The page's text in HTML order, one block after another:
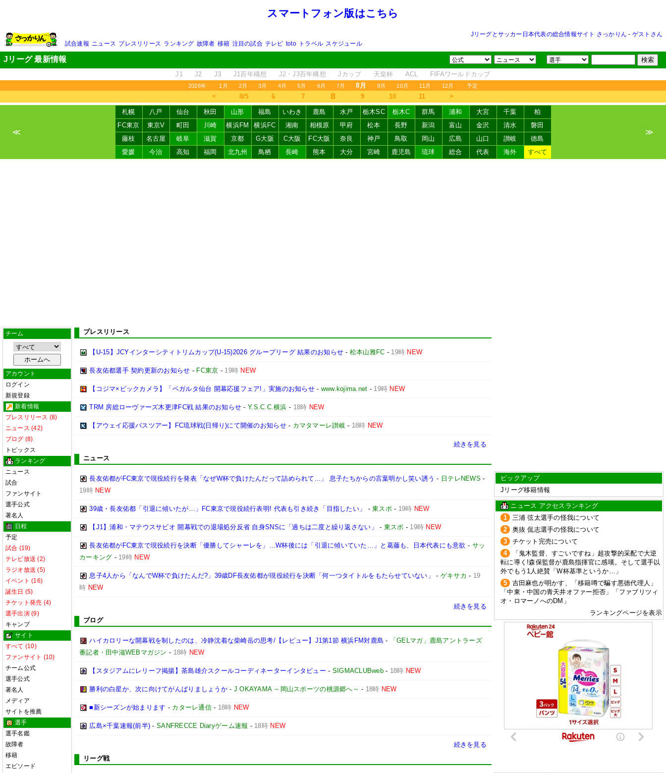
スマートフォン版はこちら
Jリーグとサッカー日本代表の総合情報サイト さっかりん - ゲストさん
試合速報 ニュース プレスリリース ランキング 故障者 移籍 注目の試合 テレビ toto トラベル スケジュール
Jリーグ 最新情報
J1 J2 J3 J1百年構想 J2・J3百年構想 Jカップ 天皇杯 ACL FIFAワールドカップ
2026年 1月 2月 3月 4月 5月 6月 7月 8月 9月 10月 11月 12月 予定
＜ 8/5 6 7 8 9 10 11 ＞
≪
札幌 八戸 仙台 秋田 山形 福島 いわき 鹿島 水戸 栃木SC 栃木C 群馬 浦和 大宮 千葉
柏
FC東京
東京V 町田 川崎 横浜FM 横浜FC 湘南 相模原 甲府 松本 長野 新潟 富山 金沢 清水
磐田
藤枝
名古屋 岐阜 滋賀 京都 G大阪 C大阪 FC大阪 奈良 神戸 鳥取 岡山 広島 山口 讃岐
徳島
愛媛
今治 高知 福岡 北九州 鳥栖 長崎 熊本 大分 宮崎 鹿児島 琉球 総合 代表 海外 すべて
≫
チーム
アカウント
ログイン
新規登録
新着情報
プレスリリース (8)
ニュース (42)
ブログ (8)
トピックス
ランキング
ニュース
試合
ファンサイト
選手公式
著名人
日程
予定
試合 (19)
テレビ放送 (2)
ラジオ放送 (5)
イベント (16)
誕生日 (5)
チケット発売 (4)
選手出演 (9)
キャンプ
サイト
すべて (10)
ファンサイト (10)
チーム公式
選手公式
著名人
メディア
サイトを推薦
選手
選手名鑑
故障者
移籍
エピソード
プレスリリース
【U-15】JCYインターシティトリムカップ(U-15)2026 グループリーグ 結果のお知らせ - 松本山雅FC - 19時 NEW
長友佑都選手 契約更新のお知らせ - FC東京 - 19時 NEW
【コジマ×ビックカメラ】「ベガルタ仙台 開幕応援フェア!」実施のお知らせ- www.kojima.net - 19時 NEW
TRM 房総ローヴァーズ木更津FC戦 結果のお知らせ -Y.S.C.C.横浜 - 18時 NEW
【アウェイ応援バスツアー】FC琉球戦(日帰り)にて開催のお知らせ- カマタマーレ讃岐 - 18時 NEW
続きを見る
ニュース
長友佑都がFC東京で現役続行を発表「なぜW杯で負けたんだって詰められて...」 息子たちからの言葉明かし笑い誘う - 日テレNEWS -
19時 NEW
39歳・長友佑都「引退に傾いたが…」FC東京で現役続行表明! 代表も引き続き「目指したい」 -東スポ- 19時 NEW
【J1】浦和・マテウスサビオ 開幕戦での退場処分反省 自身SNSに「過ちは二度と繰り返さない」 - 東スポ - 19時 NEW
長友佑都がFC東京で現役続行を決断「優勝してシャーレを」…W杯後には「引退に傾いていた…」と葛藤も、日本代表にも意欲 - サッ
カーキング - 19時 NEW
息子4人から「なんでW杯で負けたんだ?」39歳DF長友佑都が現役続行を決断「何一つタイトルをもたらせていない」 - ゲキサカ - 19
時 NEW
続きを見る
ブログ
ハイカロリーな開幕戦を制したのは、冷静沈着な柴崎岳の思考/【レビュー】J1第1節 横浜FM対鹿島 -
「GELマガ」鹿島アントラーズ
番記者・田中滋WEBマガジン - 18時 NEW
【スタジアムにレリーフ掲揚】茶島雄介スクールコーディネーターインタビュー - SIGMACLUBweb- 18時 NEW
勝利の白星か、次に向けてがんばりましょうか- J OKAYAMA ～岡山スポーツの桃源郷へ～ - 18時 NEW
■新シーズンが始まります - カターレ通信- 18時 NEW
広島×千葉速報(前半) -SANFRECCE Diaryゲーム速報 - 18時 NEW
続きを見る
リーグ戦
ピックアップ
Jリーグ移籍情報
ニュース アクセスランキング
1
三浦 弦太選手の怪我について
2
奥抜 侃志選手の怪我について
3
チケット完売について
4
「鬼木監督、すごいですね」超攻撃的采配で大逆
転に導く!森保監督が鹿島指揮官に感嘆。そして選手以
外でもう1人絶賛「W杯基準というか…」
5
吉田麻也が明かす、「移籍噂で騙す悪徳代理人」
「中東・中国の青天井オファー拒否」「ファブリツィ
オ・ロマーノへのDM」
ランキングページを表示